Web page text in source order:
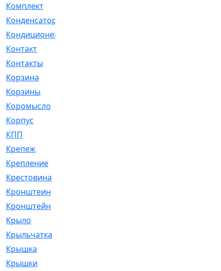
Комплект
Конденсатор
Кондиционер
Контакт
Контакты
Корзина
Корзины
Коромысло
Корпус
КПП
Крепеж
Крепление
Крестовина
Кронштеин
Кронштейн
Крыло
Крыльчатка
Крышка
Крышки